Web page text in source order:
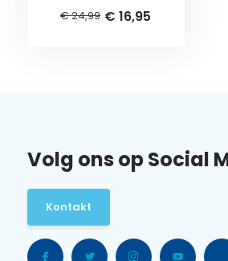
€ 24,99 € 16,95
Volg ons op Social
Kontakt